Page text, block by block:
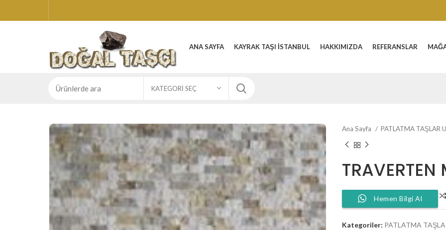
ANA SAYFA KAYRAK TAŞI İSTANBUL HAKKIMIZDA REFERANSLAR
KATEGORI SEÇ
Ana Sayfa PATLATMA TAŞLAR
Hemen Bilgi Al
Kategoriler: PATLATMA